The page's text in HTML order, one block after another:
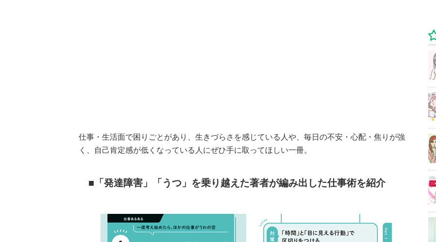
仕事・生活面で困りごとがあり、生きづらさを感じている人や、毎日の不安・心配・焦りが強
く、自己肯定感が低くなっている人にぜひ手に取ってほしい一冊。
「発達障害」「うつ」を乗り越えた著者が編み出した仕事術を紹介